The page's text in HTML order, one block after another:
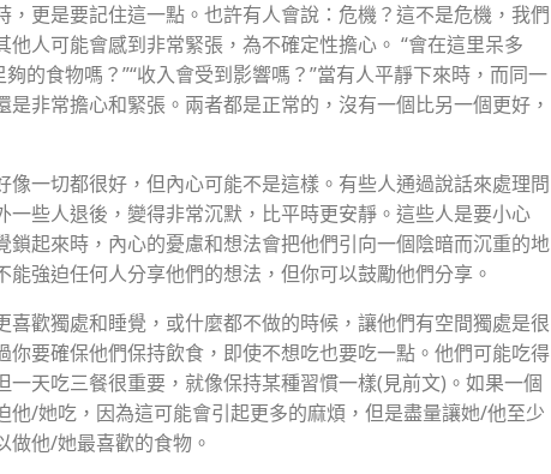
，更是要記住這一點。也許有人會說：危機？這不是危機，我們
他人可能會感到非常緊張，為不確定性擔心。 “會在這里呆多
的⻝物嗎？”“收入會受到影響嗎？”當有人平靜下來時，而同一
非常擔心和緊張。兩者都是正常的，沒有一個比另一個更好，
像一切都很好，但內心可能不是這樣。有些人通過說話來處理問
一些人退後，變得非常沉默，比平時更安靜。這些人是要小心
鎖起來時，內心的憂慮和想法會把他們引向一個陰暗而沉重的地
強迫任何人分享他們的想法，但你可以鼓勵他們分享。
喜歡獨處和睡覺，或什麼都不做的時候，讓他們有空間獨處是很
你要確保他們保持飲⻝，即使不想吃也要吃一點。他們可能吃得
一天吃三餐很重要，就像保持某種習慣一樣(見前文)。如果一個
他/她吃，因為這可能會引起更多的麻煩，但是盡量讓她/他至少
做他/她最喜歡的⻝物。